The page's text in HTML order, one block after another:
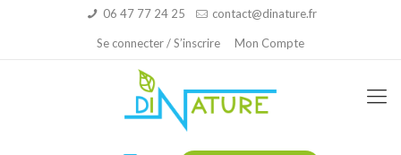
06 47 77 24 25 contact@dinature.fr
Se connecter / S’inscrire Mon Compte